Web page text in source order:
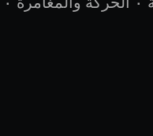
• الحركة والمغامرة •